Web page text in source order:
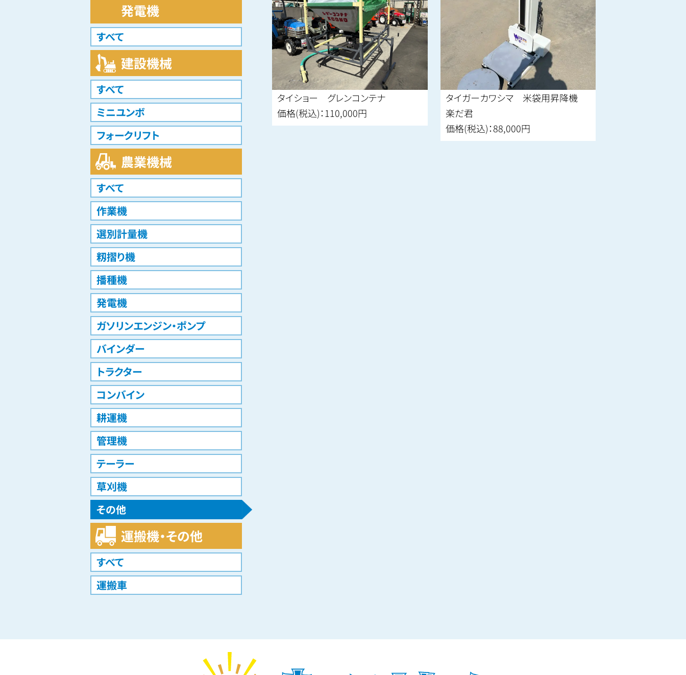
発電機
すべて
建設機械
すべて
ミニユンボ
フォークリフト
農業機械
すべて
作業機
選別計量機
籾摺り機
播種機
発電機
ガソリンエンジン・ポンプ
バインダー
トラクター
コンバイン
耕運機
管理機
テーラー
草刈機
その他
運搬機・その他
すべて
運搬車
タイショー グレンコンテナ
価格(税込)：110,000円
タイガーカワシマ 米袋用昇降機
楽だ君
価格(税込)：88,000円